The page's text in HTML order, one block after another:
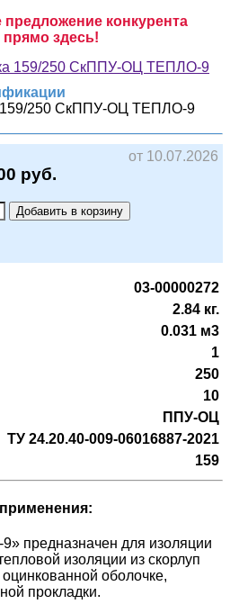
предложение конкурента
прямо здесь!
159/250 СкППУ-ОЦ ТЕПЛО-9
от 10.07.2026
руб.
Добавить в корзину
03-00000272
2.84 кг.
0.031 м3
1
250
10
ППУ-ОЦ
ТУ 24.20.40-009-06016887-2021
159
для изоляции
изоляции из скорлуп
оболочке,
прокладки.